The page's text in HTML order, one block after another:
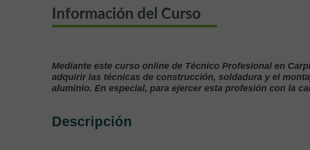
Información del Curso
Mediante este curso online de Técnico Profesional en
adquirir las técnicas de construcción, soldadura y el
aluminio. En especial, para ejercer esta profesión con la
Descripción